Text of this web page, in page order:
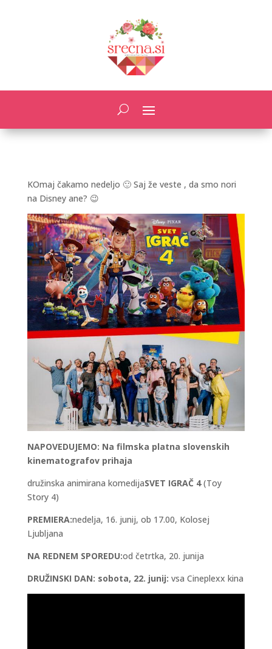
KOmaj čakamo nedeljo 🙂 Saj že veste , da smo nori
na Disney ane? 😉
NAPOVEDUJEMO: Na filmska platna slovenskih
kinematografov prihaja
družinska animirana komedijaSVET IGRAČ 4 (Toy
Story 4)
PREMIERA:nedelja, 16. junij, ob 17.00, Kolosej
Ljubljana
NA REDNEM SPOREDU:od četrtka, 20. junija
DRUŽINSKI DAN: sobota, 22. junij: vsa Cineplexx kina